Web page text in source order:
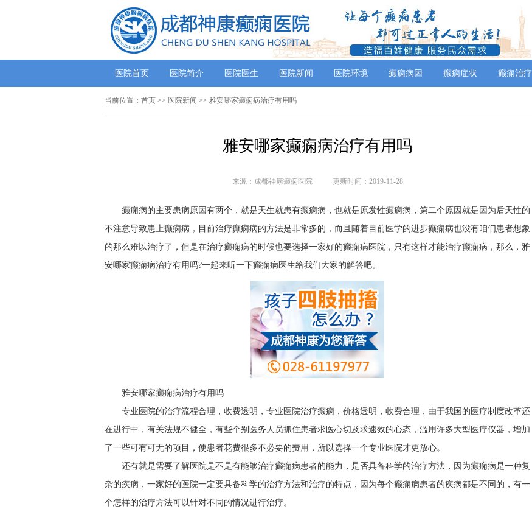
医院首页 医院简介 医院医生 医院新闻 医院环境 癫痫病因 癫痫症状 癫痫治疗
当前位置： 首页 >> 医院新闻 >> 雅安哪家癫痫病治疗有用吗
雅安哪家癫痫病治疗有用吗
来源：成都神康癫痫医院 更新时间：2019-11-28
癫痫病的主要患病原因有两个，就是天生就患有癫痫病，也就是原发性癫痫病，第二个原因就是因为后天性的
不注意导致患上癫痫病，目前治疗癫痫病的方法是非常多的，而且随着目前医学的进步癫痫病也没有咱们患者想象
的那么难以治疗了，但是在治疗癫痫病的时候也要选择一家好的癫痫病医院，只有这样才能治疗癫痫病，那么，雅
安哪家癫痫病治疗有用吗?一起来听一下癫痫病医生给我们大家的解答吧。
雅安哪家癫痫病治疗有用吗
专业医院的治疗流程合理，收费透明，专业医院治疗癫痫，价格透明，收费合理，由于我国的医疗制度改革还
在进行中，有关法规不健全，有些个别医务人员抓住患者求医心切及求速效的心态，滥用许多大型医疗仪器，增加
了一些可有可无的项目，使患者花费很多不必要的费用，所以选择一个专业医院才更放心。
还有就是需要了解医院是不是有能够治疗癫痫病患者的能力，是否具备科学的治疗方法，因为癫痫病是一种复
杂的疾病，一家好的医院一定要具备科学的治疗方法和治疗的特点，因为每个癫痫病患者的疾病都是不同的，有一
个怎样的治疗方法可以针对不同的情况进行治疗。